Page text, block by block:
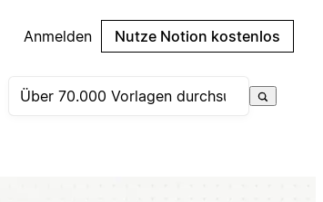
Anmelden Nutze Notion kostenlos